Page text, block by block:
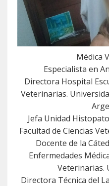
Médica
Especialista en
Directora Hospital
Veterinarias.
Jefa Unidad
Facultad de Ciencias
Docente de la
Enfermedades
Veterinarias.
Directora Técnica del